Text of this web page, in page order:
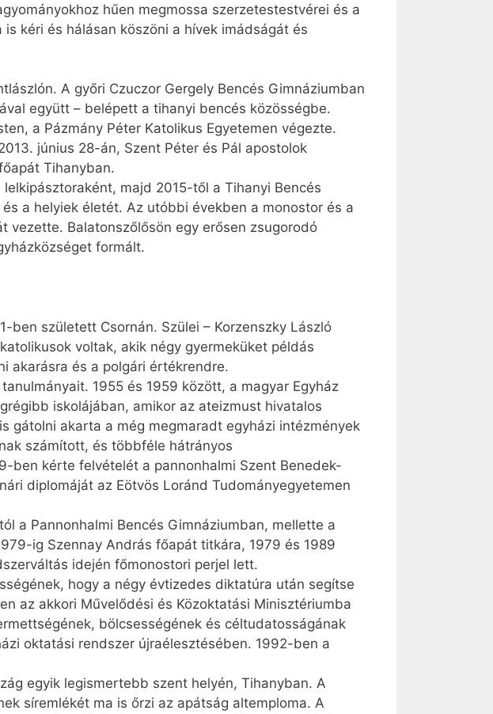
hűen megmossa szerzetestestvérei és a
kéri és hálásan köszöni a hívek imádságát és
A győri Czuczor Gergely Bencés Gimnáziumban
együtt – belépett a tihanyi bencés közösségbe.
a Pázmány Péter Katolikus Egyetemen végezte.
június 28-án, Szent Péter és Pál apostolok
Tihanyban.
majd 2015-től a Tihanyi Bencés
a helyiek életét. Az utóbbi években a monostor és a
vezette. Balatonszőlősön egy erősen zsugorodó
formált.
ben született Csornán. Szülei – Korzenszky László
voltak, akik négy gyermeküket példás
akarásra és a polgári értékrendre.
1955 és 1959 között, a magyar Egyház
iskolájában, amikor az ateizmust hivatalos
gátolni akarta a még megmaradt egyházi intézmények
számított, és többféle hátrányos
ben kérte felvételét a pannonhalmi Szent Benedek-
diplomáját az Eötvös Loránd Tudományegyetemen
a Pannonhalmi Bencés Gimnáziumban, mellette a
ig Szennay András főapát titkára, 1979 és 1989
idején főmonostori perjel lett.
hogy a négy évtizedes diktatúra után segítse
az akkori Művelődési és Közoktatási Minisztériumba
bölcsességének és céltudatosságának
oktatási rendszer újraélesztésében. 1992-ben a
egyik legismertebb szent helyén, Tihanyban. A
síremlékét ma is őrzi az apátság altemploma. A